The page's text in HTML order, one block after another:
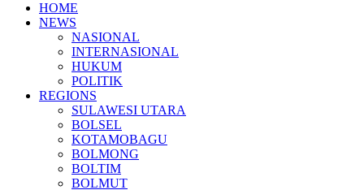
HOME
NEWS
NASIONAL
INTERNASIONAL
HUKUM
POLITIK
REGIONS
SULAWESI UTARA
BOLSEL
KOTAMOBAGU
BOLMONG
BOLTIM
BOLMUT